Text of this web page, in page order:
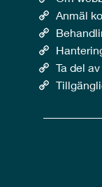
Anmäl
Ta del